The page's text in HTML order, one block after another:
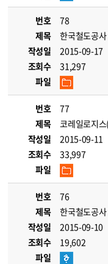
번호
78
제목
한국철도공
작성일
2015-09-17
조회수
31,297
파일
번호
77
제목
코레일로지
작성일
2015-09-11
조회수
33,997
파일
번호
76
제목
한국철도공
작성일
2015-09-10
조회수
19,602
파일